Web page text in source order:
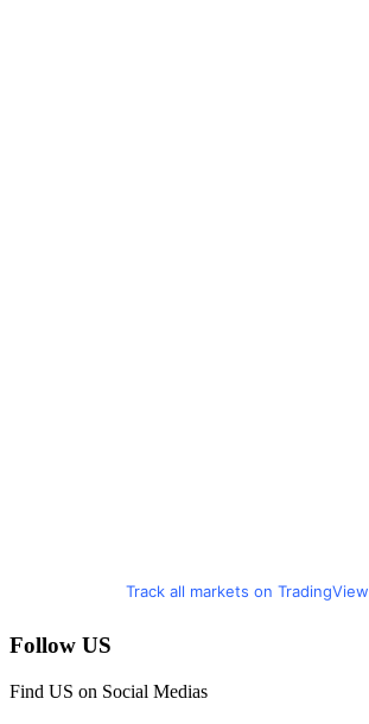
Track all markets on TradingView
Follow US
Find US on Social Medias